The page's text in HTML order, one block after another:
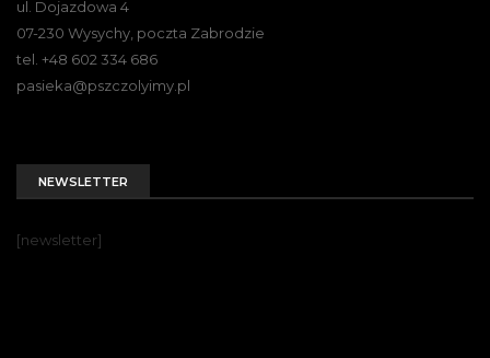
ul. Dojazdowa 4
07-230 Wysychy, poczta Zabrodzie
tel. +48 602 334 686
pasieka@pszczolyimy.pl
NEWSLETTER
[newsletter]